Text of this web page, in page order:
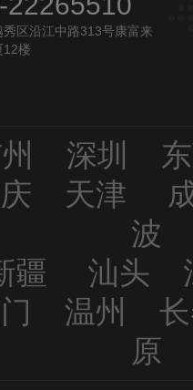
秀区沿江中路313号康富来
12楼
广州 深
天津
波
疆 汕头
温州
原